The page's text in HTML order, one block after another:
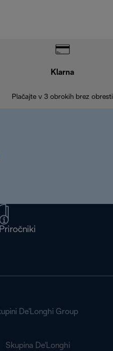
Klarna
Plačajte v 3 obrokih brez obresti
De'Longhi Group
Skupina De'Longhi